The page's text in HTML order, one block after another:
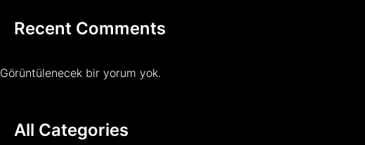
Recent Comments
Görüntülenecek bir yorum yok.
All Categories